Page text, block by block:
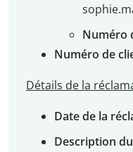
Numéro
Numéro de
Détails de la
Date de la
Description